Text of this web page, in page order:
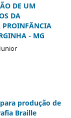
DE UM
DA
PROINFÂNCIA
- MG
produção de
Braille